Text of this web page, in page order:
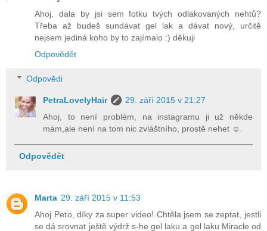
Ahoj, dala by jsi sem fotku tvých odlakovaných nehtů?
Třeba až budeš sundávat gel lak a dávat nový, určitě
nejsem jediná koho by to zajímalo :) děkuji
Odpovědět
Odpovědi
PetraLovelyHair
29. září 2015 v 21:27
Ahoj, to není problém, na instagramu ji už někde
mám,ale není na tom nic zvláštního, prostě nehet ☺.
Odpovědět
Marta 29. září 2015 v 11:53
Ahoj Peťo, díky za super video! Chtěla jsem se zeptat, jestli
se dá srovnat ještě výdrž s-he gel laku a gel laku Miracle od